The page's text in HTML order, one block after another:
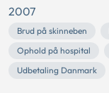
2007
Brud på skinneben
Ophold på hospital
Udbetaling Danmark